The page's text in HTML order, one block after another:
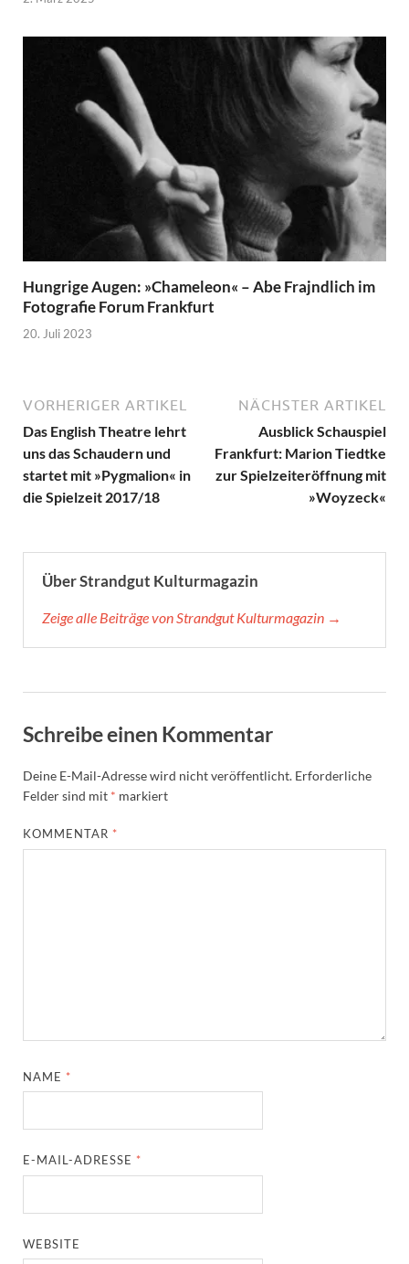
Hungrige Augen: »Chameleon« – Abe Frajndlich im
Fotografie Forum Frankfurt
20. Juli 2023
VORHERIGER ARTIKEL
Das English Theatre lehrt
uns das Schaudern und
startet mit »Pygmalion« in
die Spielzeit 2017/18
NÄCHSTER ARTIKEL
Ausblick Schauspiel
Frankfurt: Marion Tiedtke
zur Spielzeiteröffnung mit
»Woyzeck«
Über Strandgut Kulturmagazin
Zeige alle Beiträge von Strandgut Kulturmagazin →
Schreibe einen Kommentar
Deine E-Mail-Adresse wird nicht veröffentlicht. Erforderliche
Felder sind mit * markiert
KOMMENTAR *
NAME *
E-MAIL-ADRESSE *
WEBSITE